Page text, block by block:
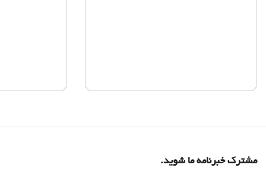
مشترک خبرنامه ما شوید.